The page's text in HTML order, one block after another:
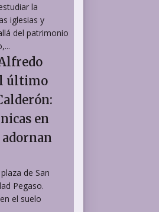
la
iglesias y
del patrimonio
último
en
de San
Pegaso.
el suelo